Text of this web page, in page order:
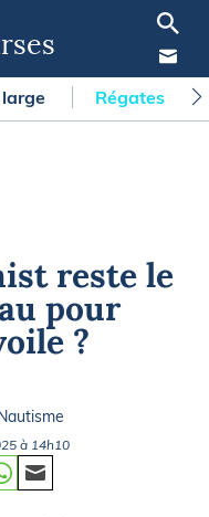
Régates
reste le
pour
?
à 14h10